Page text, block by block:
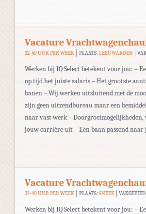
Vacature
32-40 UUR PER WEEK PLAATS: LEEUWARDEN
Werken bij IQ Select betekent voor jou: –
op tijd het juiste salaris – Het grootste
banen – Wij werken uitsluitend met de
zijn geen uitzendbureau maar een
naar vast werk –
jouw carrière uit – Een baan passend
Vacature
32-40 UUR PER WEEK PLAATS: SNEEK
Werken bij IQ Select betekent voor jou: –